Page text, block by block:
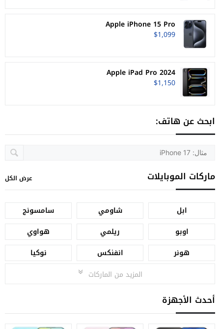
Apple iPhone 15 Pro
$1,099
Apple iPad Pro 2024
$1,150
ابحث عن هاتف:
ماركات الموبايلات عرض الكل
ابل شاومي
سامسونج
اوبو
ريلمي
هواوي
هونر
انفنكس
نوكيا
المزيد من الماركات
أحدث الأجهزة